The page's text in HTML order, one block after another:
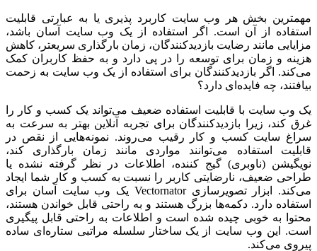
مهمترین بخش هر وب سایت کاربرد پذیری یا به عبارتی قابلیت
استفاده از آن است. اگر استفاده از یک وب سایت آسان باشد،
مزایایی مانند رضایت بازدیدکنندگان، زمان بارگذاری سریعتر، کاهش
هزینه و زمان برای توسعه را در پی دارد و به حفظ کاربران کمک
می‌کند. اگر بازدیدکنندگان برای استفاده از یک وب سایت به زحمت
بیافتند، چه فایده‌ای دارد؟
یک وب سایت با قابلیت استفاده ضعیف می‌تواند یک کسب و کار را
غرق کند، زیرا بازدیدکنندگان برای تجربه آنلاین بهتر به سرعت به
سراغ سایت کسب و کار رقیب می‌روند. نمونه‌هایی از نقص در
قابلیت استفاده می‌توانند مواردی مانند زمان بارگذاری کند،
نویگیشن (ناوبری) گیج کننده، اطلاعات در نظر گرفته نشده یا
طراحی ضعیف، نارضایتی کاربر را نسبت به کسب و کار شما ایجاد
می‌کند. ابزار تصویرسازی Vectornator یک وب سایت آسان برای
استفاده دارد. دکمه‌ها بزرگ هستند و به راحتی قابل خواندن هستند،
محتوا به خوبی چیده شده است و اطلاعات به راحتی قابل پیگیری
است. این وب سایت از یک ساختار سلسله مراتبی ستاره‌ای ساده
پیروی می‌کند.